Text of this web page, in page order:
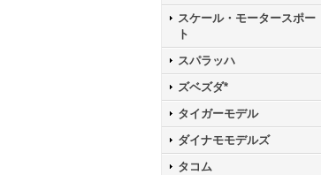
スケール・モータースポー
ト
スパラッハ
ズベズダ*
タイガーモデル
ダイナモモデルズ
タコム